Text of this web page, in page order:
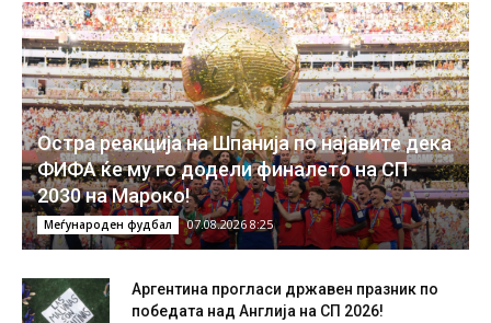
Остра реакција на Шпанија по најавите дека
ФИФА ќе му го додели финалето на СП
2030 на Мароко!
Меѓународен фудбал 07.08.2026 8:25
Аргентина прогласи државен празник по
победата над Англија на СП 2026!